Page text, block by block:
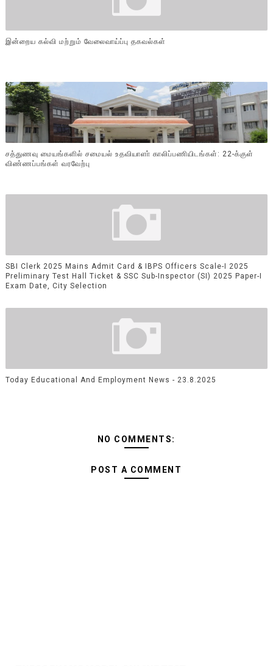
இன்றைய கல்வி மற்றும் வேலைவாய்ப்பு தகவல்கள்
சத்துணவு மையங்களில் சமையல் உதவியாளா் காலிப்பணியிடங்கள்: 22-க்குள்
விண்ணப்பங்கள் வரவேற்பு
SBI Clerk 2025 Mains Admit Card & IBPS Officers Scale-I 2025
Preliminary Test Hall Ticket & SSC Sub-Inspector (SI) 2025 Paper-I
Exam Date, City Selection
Today Educational And Employment News - 23.8.2025
NO COMMENTS:
POST A COMMENT